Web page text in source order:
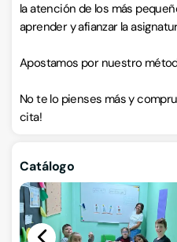
la atención de los más
aprender y afianzar la
Apostamos por nuestro
No te lo pienses más y
cita!
Catálogo